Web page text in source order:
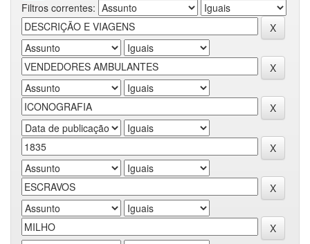
Filtros correntes: